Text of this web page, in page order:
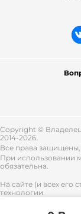
Copyright ©
2014-2026.
Все права
При использовании
обязательна.
На сайте (и всех его
технологии.